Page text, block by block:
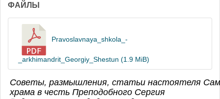
ФАЙЛЫ
Pravoslavnaya_shkola_-
_arkhimandrit_Georgiy_Shestun (1.9 MiB)
Советы, размышления, статьи настоятеля
храма в честь Преподобного Сергия